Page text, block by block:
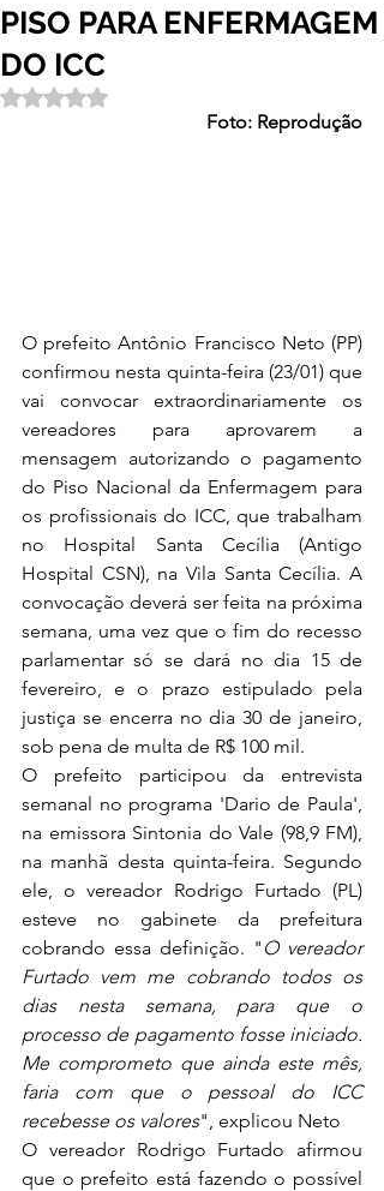
PISO PARA ENFERMAGEM
DO ICC
Avaliado com NaN de 5 estrelas.
Foto: Reprodução
O prefeito Antônio Francisco Neto (PP)
confirmou nesta quinta-feira (23/01) que
vai convocar extraordinariamente os
vereadores para aprovarem a
mensagem autorizando o pagamento
do Piso Nacional da Enfermagem para
os profissionais do ICC, que trabalham
no Hospital Santa Cecília (Antigo
Hospital CSN), na Vila Santa Cecília. A
convocação deverá ser feita na próxima
semana, uma vez que o fim do recesso
parlamentar só se dará no dia 15 de
fevereiro, e o prazo estipulado pela
justiça se encerra no dia 30 de janeiro,
sob pena de multa de R$ 100 mil.
O prefeito participou da entrevista
semanal no programa 'Dario de Paula',
na emissora Sintonia do Vale (98,9 FM),
na manhã desta quinta-feira. Segundo
ele, o vereador Rodrigo Furtado (PL)
esteve no gabinete da prefeitura
cobrando essa definição. " O vereador
Furtado vem me cobrando todos os
dias nesta semana, para que o
processo de pagamento fosse iniciado.
Me comprometo que ainda este mês,
faria com que o pessoal do ICC
recebesse os valores", explicou Neto
O vereador Rodrigo Furtado afirmou
que o prefeito está fazendo o possível